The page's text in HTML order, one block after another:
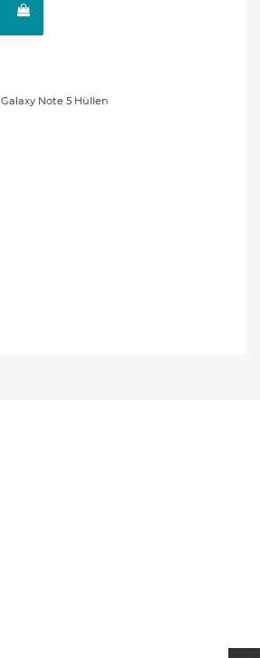
Galaxy Note 5 Hüllen